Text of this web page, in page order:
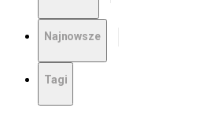
Najnowsze
Tagi